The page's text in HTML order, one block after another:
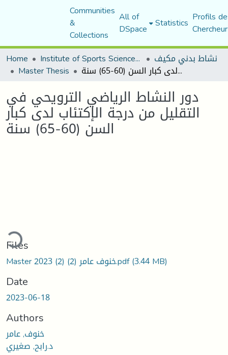
Communities
&
Collections
All of
DSpace Statistics Profils
Home
Institute of Sports Sciences and Techniques نشاط بدني مكيف
Master Thesis دور النشاط الرياضي الترويحي في التقليل من درجة الإكتئاب لدى كبار السن (60-65) سنة
دور النشاط الرياضي الترويحي في
التقليل من درجة الإكتئاب لدى كبار
السن (60-65) سنة
Loading...
Files
Master 2023 خنوف عامر (2) (2).pdf(3.44 MB)
Date
2023-06-18
Authors
خنوف, عامر
د.رابح, صغيري